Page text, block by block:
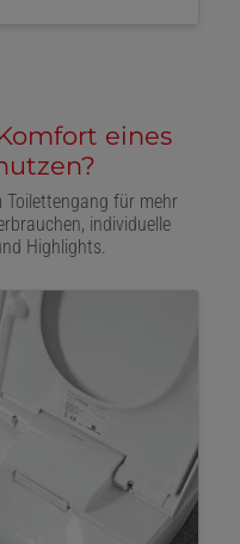
eines
Toilettengang für mehr
individuelle
Highlights.